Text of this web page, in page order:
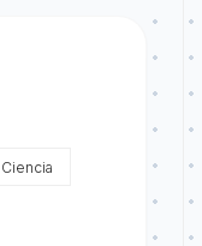
Ciencia